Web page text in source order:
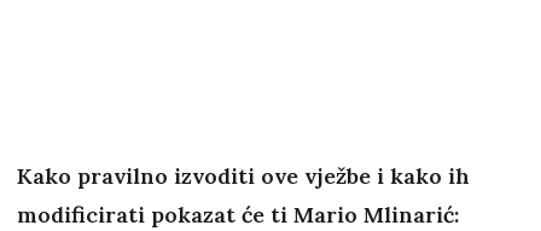
Kako pravilno izvoditi ove vježbe i kako ih
modificirati pokazat će ti Mario Mlinarić: